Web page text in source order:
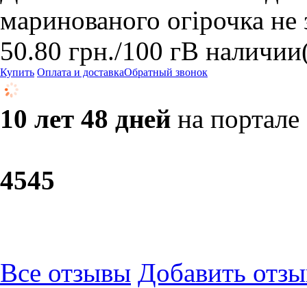
маринованого огірочка
50.80 грн./100 гВ наличии
Купить Оплата и доставкаОбратный звонок
10 лет 48 дней на портале
4545
Все отзывы Добавить